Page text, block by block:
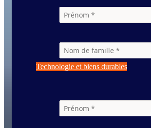
Technologie et biens durables